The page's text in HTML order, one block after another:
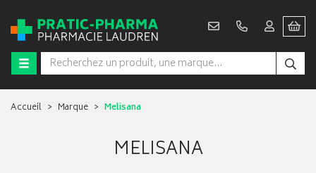
Accueil Marque Melisana
MELISANA